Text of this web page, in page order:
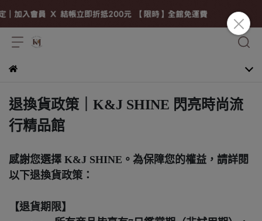
退換貨政策｜K&J SHINE 閃亮時尚流
行精品館
感謝您選擇 K&J SHINE。為保障您的權益，請詳閱
以下退換貨政策：
【退貨期限】